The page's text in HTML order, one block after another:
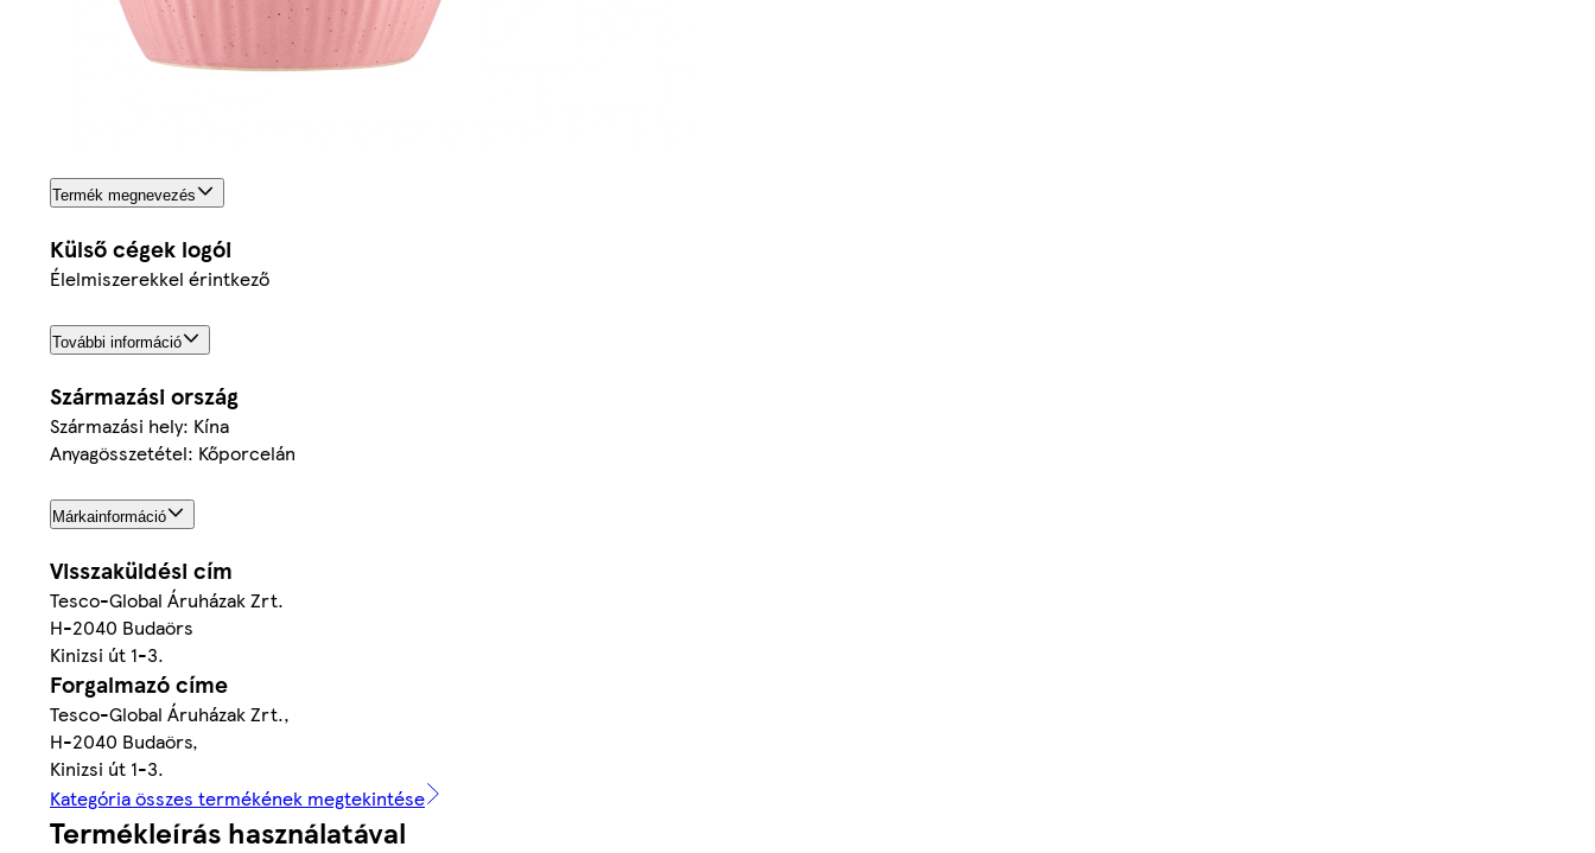
Termék megnevezés
Külső cégek logói
Élelmiszerekkel érintkező
További információ
Származási ország
Származási hely: Kína
Anyagösszetétel: Kőporcelán
Márkainformáció
Visszaküldési cím
Tesco-Global Áruházak Zrt.
H-2040 Budaörs
Kinizsi út 1-3.
Forgalmazó címe
Tesco-Global Áruházak Zrt.,
H-2040 Budaörs,
Kinizsi út 1-3.
Kategória összes termékének megtekintése
Termékleírás használatával